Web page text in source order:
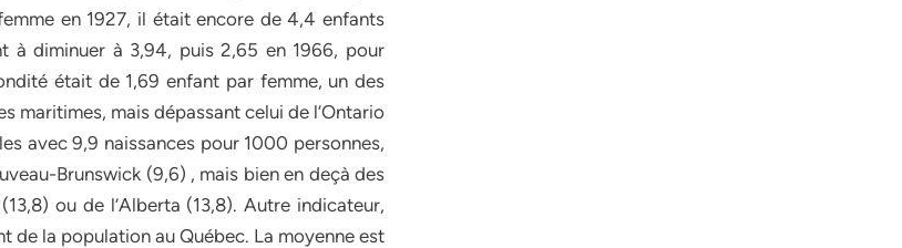
en 1927, il était encore de 4,4 enfants
à diminuer à 3,94, puis 2,65 en 1966, pour
était de 1,69 enfant par femme, un des
maritimes, mais dépassant celui de l’Ontario
avec 9,9 naissances pour 1000 personnes,
Brunswick (9,6) , mais bien en deçà des
ou de l’Alberta (13,8). Autre indicateur,
de la population au Québec. La moyenne est